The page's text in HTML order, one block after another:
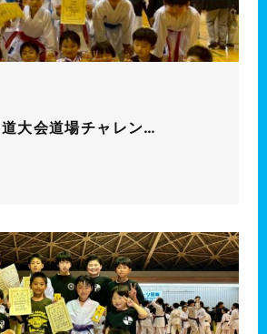
大会道場チャレン…